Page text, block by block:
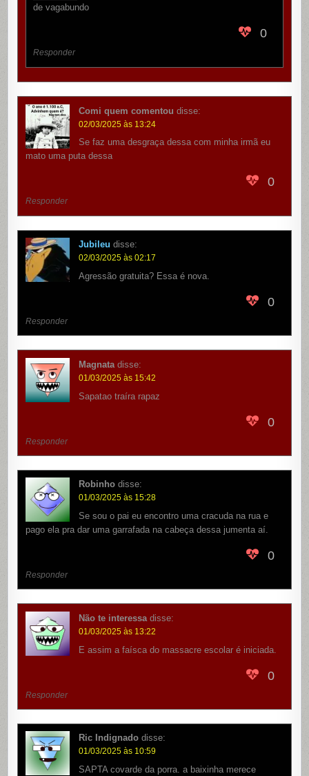
de vagabundo
0
Responder
Comi quem comentou disse:
02/03/2025 às 13:24
Se faz uma desgraça dessa com minha irmã eu
mato uma puta dessa
0
Responder
Jubileu disse:
02/03/2025 às 02:17
Agressão gratuita? Essa é nova.
0
Responder
Magnata disse:
01/03/2025 às 15:42
Sapatao traíra rapaz
0
Responder
Robinho disse:
01/03/2025 às 15:28
Se sou o pai eu encontro uma cracuda na rua e
pago ela pra dar uma garrafada na cabeça dessa jumenta aí.
0
Responder
Não te interessa disse:
01/03/2025 às 13:22
E assim a faísca do massacre escolar é iniciada.
0
Responder
Ric Indignado disse:
01/03/2025 às 10:59
SAPTA covarde da porra. a baixinha merece